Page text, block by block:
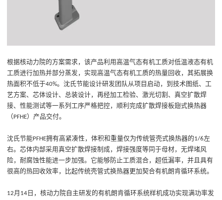
根据核动力院的方案需求，该产品利用高温气态有机工质对低温液态有机
工质进行加热并部分蒸发，实现高温气态有机工质的热量回收，其拓展换
热面积不低于40%。沈氏节能设计研发团队从项目启动，到技术图纸、工
艺方案、芯体设计、总装设计，再经加工检验、激光切割、真空扩散焊
接、性能测试等一系列工序严格把控，顺利完成扩散焊接板翅式换热器
（ PFHE）产品交付。
沈氏节能PFHE拥有高紧凑性，体积和重量仅为传统管壳式换热器的1/6左
右。芯体内部采用真空扩散焊接制成，焊接强度等同于母材，无焊堵风
险，耐腐蚀性能进一步加强。它能够防止工质混合，超低漏率，并且具有
很高的热回收效率，比起传统壳管式换热器更加契合有机朗肯循环系统。
12月 14 日，核动力院自主研发的有机朗肯循环系统样机成功实现满功率发